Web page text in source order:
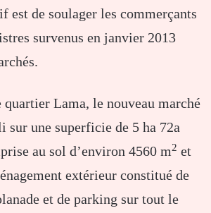
est de soulager les commerçants
survenus en janvier 2013
Lama, le nouveau marché
sur une superficie de 5 ha 72a
au sol d’environ 4560 m2 et
extérieur constitué de
et de parking sur tout le